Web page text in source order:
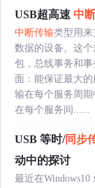
USB超高速 中
中断传输类型用
数据的设备。这
包，总线事务和
面：能保证最大
输在每个服务周
在每个服务间......
USB 等时/同步
动中的探讨
最近在Windows10